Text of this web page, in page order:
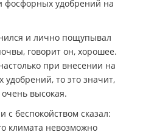
фосфорных удобрений на
и лично пощупывал
говорит он, хорошее.
при внесении на
удобрений, то это значит,
высокая.
с беспокойством сказал:
климата невозможно